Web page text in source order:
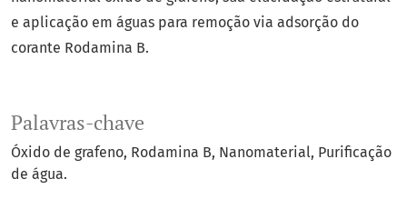
Palavras-chave
Óxido de grafeno Rodamina B Nanomaterial Purificação
de água.
e aplicação em águas para remoção via adsorção do
corante Rodamina B.